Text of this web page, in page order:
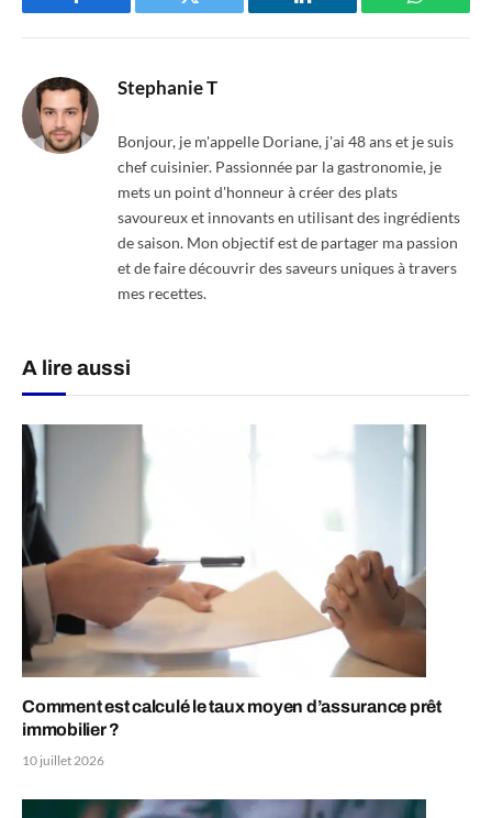
Facebook Twitter LinkedIn
Stephanie T
Bonjour, je m'appelle Doriane, j'ai 48 ans et je suis
chef cuisinier. Passionnée par la gastronomie, je
mets un point d'honneur à créer des plats
savoureux et innovants en utilisant des ingrédients
de saison. Mon objectif est de partager ma passion
et de faire découvrir des saveurs uniques à travers
mes recettes.
A lire aussi
Comment est calculé le taux moyen d’assurance prêt
immobilier ?
10 juillet 2026